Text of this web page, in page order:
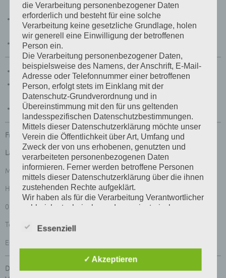
Bundesausstellung, Landesmeisterschaft Sachsen-Anhalt 2019
Ausstellungsbestimmungen der 29. offenen VZE-Landesschau
Mecklenburg-Vorpommern 2019
VZE-Landesmeisterschaften 2018 Auswertung
VZE Landesverband Mitte Landesvorstands Wahl
Auswertung 62. VZE-Bundesmeisterschaft, VZE-
Bundesausstellung, Landesmeisterschaft Sachsen-Anhalt 2019
Landeszüchtertage 2019
Freistaat Sachsen
Landesvorsitzender:
Matthias Schwabe
Hufestraße 41
01896 Ohorn
Tel.: 035955 369747
E-Mail:
Distrikt NORD
die Verarbeitung personenbezogener Daten
erforderlich und besteht für eine solche
Verarbeitung keine gesetzliche Grundlage, holen
wir generell eine Einwilligung der betroffenen
Person ein.
Die Verarbeitung personenbezogener Daten,
beispielsweise des Namens, der Anschrift, E-Mail-
Adresse oder Telefonnummer einer betroffenen
Person, erfolgt stets im Einklang mit der
Datenschutz-Grundverordnung und in
Übereinstimmung mit den für uns geltenden
landesspezifischen Datenschutzbestimmungen.
Mittels dieser Datenschutzerklärung möchte unser
Verein die Öffentlichkeit über Art, Umfang und
Zweck der von uns erhobenen, genutzten und
verarbeiteten personenbezogenen Daten
informieren. Ferner werden betroffene Personen
mittels dieser Datenschutzerklärung über die ihnen
zustehenden Rechte aufgeklärt.
Wir haben als für die Verarbeitung Verantwortlicher
zahlreiche technische und organisatorische
lückenlosen Schutz der über diese Internetseite
sicherzustellen. Dennoch können Internetbasierte
Datenübertragungen grundsätzlich
Essenziell
✓ Akzeptieren